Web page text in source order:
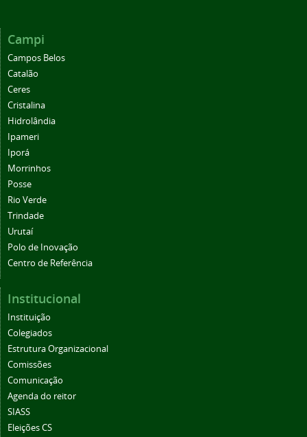
Campi
Campos Belos
Catalão
Ceres
Cristalina
Hidrolândia
Ipameri
Iporá
Morrinhos
Posse
Rio Verde
Trindade
Urutaí
Polo de Inovação
Centro de Referência
Institucional
Instituição
Colegiados
Estrutura Organizacional
Comissões
Comunicação
Agenda do reitor
SIASS
Eleições CS